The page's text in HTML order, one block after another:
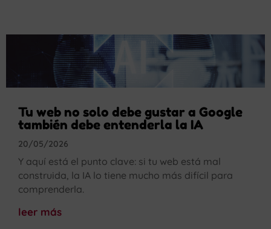
Tu web no solo debe gustar a Google
también debe entenderla la IA
20/05/2026
Y aquí está el punto clave: si tu web está mal
construida, la IA lo tiene mucho más difícil para
comprenderla.
leer más